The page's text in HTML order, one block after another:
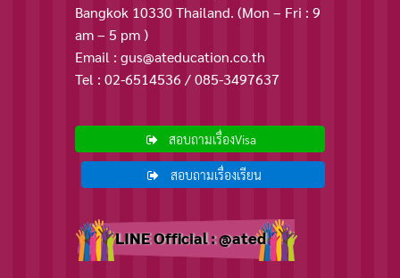
Bangkok 10330 Thailand. (Mon – Fri : 9
am – 5 pm )
Email : gus@ateducation.co.th
Tel : 02-6514536 / 085-3497637
สอบถามเรื่องVisa
สอบถามเรื่องเรียน
LINE Official : @ated